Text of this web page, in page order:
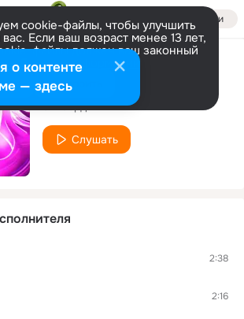
Войти
cookie-файлы, чтобы улучшить
Если ваш возраст менее 13 лет,
файлы должен ваш законный
Больше информации
все Настроить
Исчезаю
билборды
Слушать
2:38
2:16
о контенте
— здесь